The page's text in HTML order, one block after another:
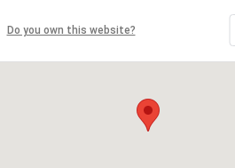
Do you own this website?